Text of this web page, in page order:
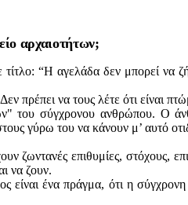
αρχαιοτήτων;
“Η αγελάδα δεν μπορεί να
πρέπει να τους λέτε ότι είναι πτώ
σύγχρονου ανθρώπου. Ο
γύρω του να κάνουν μ’ αυτό
ζωντανές επιθυμίες, στόχους,
να ζουν.
είναιένα πράγμα, ότι η σύγχρονη